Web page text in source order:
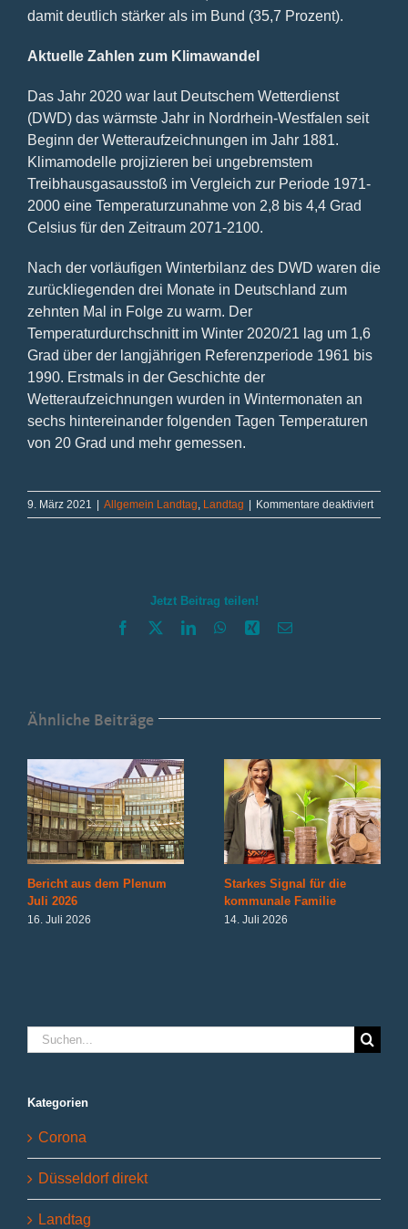
damit deutlich stärker als im Bund (35,7 Prozent).
Aktuelle Zahlen zum Klimawandel
Das Jahr 2020 war laut Deutschem Wetterdienst
(DWD) das wärmste Jahr in Nordrhein-Westfalen seit
Beginn der Wetteraufzeichnungen im Jahr 1881.
Klimamodelle projizieren bei ungebremstem
Treibhausgasausstoß im Vergleich zur Periode 1971-
2000 eine Temperaturzunahme von 2,8 bis 4,4 Grad
Celsius für den Zeitraum 2071-2100.
Nach der vorläufigen Winterbilanz des DWD waren die
zurückliegenden drei Monate in Deutschland zum
zehnten Mal in Folge zu warm. Der
Temperaturdurchschnitt im Winter 2020/21 lag um 1,6
Grad über der langjährigen Referenzperiode 1961 bis
1990. Erstmals in der Geschichte der
Wetteraufzeichnungen wurden in Wintermonaten an
sechs hintereinander folgenden Tagen Temperaturen
von 20 Grad und mehr gemessen.
9. März 2021 | Allgemein Landtag, Landtag | Kommentare deaktiviertfür
Jetzt Beitrag teilen!
Facebook LinkedInWhatsApp
Xing E-
Ähnliche Beiträge
Bericht aus dem Plenum
Juli 2026
16. Juli 2026
Starkes Signal für die
kommunale Familie
14. Juli 2026
Suche
nach:
Kategorien
Corona
Düsseldorf direkt
Landtag